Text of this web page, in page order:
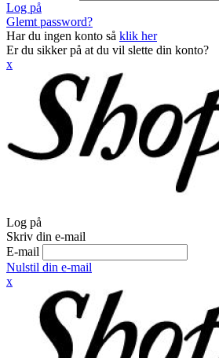
Log på
Glemt password?
Har du ingen konto så klik her
Er du sikker på at du vil slette din konto?
x
Log på
Skriv din e-mail
E-mail
Nulstil din e-mail
x